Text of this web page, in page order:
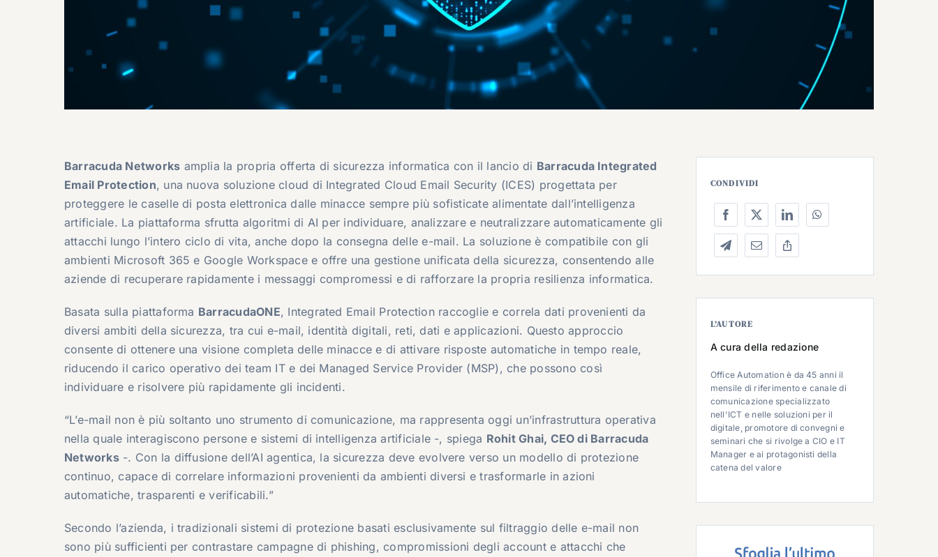
Barracuda Networks amplia la propria offerta di sicurezza informatica con il lancio di Barracuda Integrated
Email Protection, una nuova soluzione cloud di Integrated Cloud Email Security (ICES) progettata per
proteggere le caselle di posta elettronica dalle minacce sempre più sofisticate alimentate dall’intelligenza
artificiale. La piattaforma sfrutta algoritmi di AI per individuare, analizzare e neutralizzare automaticamente gli
attacchi lungo l’intero ciclo di vita, anche dopo la consegna delle e-mail. La soluzione è compatibile con gli
ambienti Microsoft 365 e Google Workspace e offre una gestione unificata della sicurezza, consentendo alle
aziende di recuperare rapidamente i messaggi compromessi e di rafforzare la propria resilienza informatica.
Basata sulla piattaforma BarracudaONE, Integrated Email Protection raccoglie e correla dati provenienti da
diversi ambiti della sicurezza, tra cui e-mail, identità digitali, reti, dati e applicazioni. Questo approccio
consente di ottenere una visione completa delle minacce e di attivare risposte automatiche in tempo reale,
riducendo il carico operativo dei team IT e dei Managed Service Provider (MSP), che possono così
individuare e risolvere più rapidamente gli incidenti.
“L’e-mail non è più soltanto uno strumento di comunicazione, ma rappresenta oggi un’infrastruttura operativa
nella quale interagiscono persone e sistemi di intelligenza artificiale -, spiega Rohit Ghai, CEO di Barracuda
Networks-. Con la diffusione dell’AI agentica, la sicurezza deve evolvere verso un modello di protezione
continuo, capace di correlare informazioni provenienti da ambienti diversi e trasformarle in azioni
automatiche, trasparenti e verificabili.”
Secondo l’azienda, i tradizionali sistemi di protezione basati esclusivamente sul filtraggio delle e-mail non
sono più sufficienti per contrastare campagne di phishing, compromissioni degli account e attacchi che
CONDIVIDI
L’AUTORE
A cura della redazione
Office Automation è da 45 anni il
mensile di riferimento e canale di
comunicazione specializzato
nell'ICT e nelle soluzioni per il
digitale, promotore di convegni e
seminari che si rivolge a CIO e IT
Manager e ai protagonisti della
catena del valore